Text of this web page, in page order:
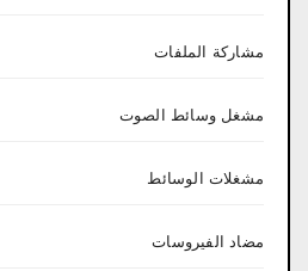
مشاركة الملفات
مشغل وسائط الصوت
مشغلات الوسائط
مضاد الفيروسات